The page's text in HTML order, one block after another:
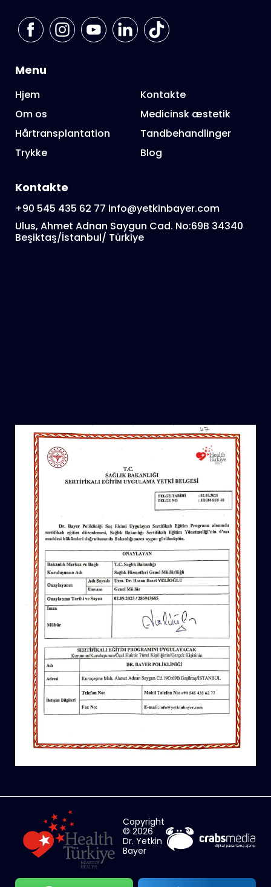
Menu
Hjem
Om os
Hårtransplantation
Trykke
Kontakte
Medicinsk æstetik
Tandbehandlinger
Blog
Kontakte
+90 545 435 62 77 info@yetkinbayer.com
Ulus, Ahmet Adnan Saygun Cad. No:69B 34340
Beşiktaş/İstanbul/ Türkiye
Copyright
© 2026
Dr. Yetkin
Bayer